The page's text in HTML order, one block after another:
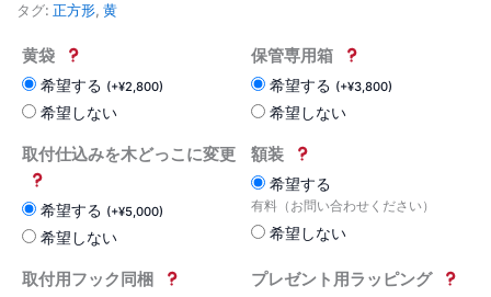
タグ: 正方形, 黄
黄袋
希望する (+¥2,800)
希望しない
保管専用箱
希望する (+¥3,800)
希望しない
取付仕込みを木どっこに変更
希望する (+¥5,000)
希望しない
額装
希望する
有料（お問い合わせください）
希望しない
取付用フック同梱 プレゼント用ラッピング